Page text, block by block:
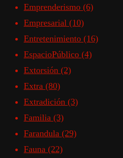
Emprenderismo (6)
Empresarial (10)
Entretenimiento (16)
EspacioPúblico (4)
Extorsión (2)
Extra (80)
Extradición (3)
Familia (3)
Farandula (29)
Fauna (22)